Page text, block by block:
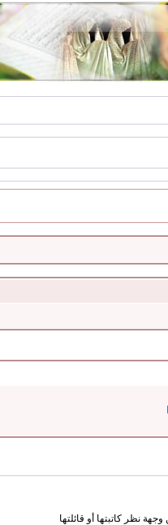
نظر كاتبتها أو قائلتها